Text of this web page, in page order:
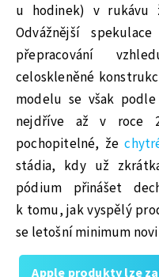
u hodinek) v rukávu
Odvážnější
přepracování
celoskleněné
modelu se však
nejdříve až v roce
pochopitelné, že
stádia, kdy už
pódium přinášet
k tomu, jak vyspělý
se letošní minimum
Apple produkty lze